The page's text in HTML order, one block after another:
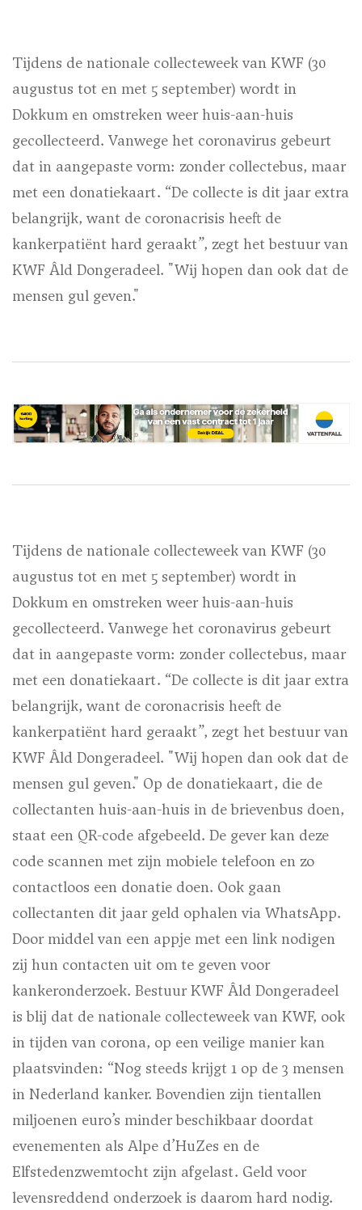
Tijdens de nationale collecteweek van KWF (30
augustus tot en met 5 september) wordt in
Dokkum en omstreken weer huis-aan-huis
gecollecteerd. Vanwege het coronavirus gebeurt
dat in aangepaste vorm: zonder collectebus, maar
met een donatiekaart. “De collecte is dit jaar extra
belangrijk, want de coronacrisis heeft de
kankerpatiënt hard geraakt”, zegt het bestuur van
KWF Âld Dongeradeel. "Wij hopen dan ook dat de
mensen gul geven."
Tijdens de nationale collecteweek van KWF (30
augustus tot en met 5 september) wordt in
Dokkum en omstreken weer huis-aan-huis
gecollecteerd. Vanwege het coronavirus gebeurt
dat in aangepaste vorm: zonder collectebus, maar
met een donatiekaart. “De collecte is dit jaar extra
belangrijk, want de coronacrisis heeft de
kankerpatiënt hard geraakt”, zegt het bestuur van
KWF Âld Dongeradeel. "Wij hopen dan ook dat de
mensen gul geven." Op de donatiekaart, die de
collectanten huis-aan-huis in de brievenbus doen,
staat een QR-code afgebeeld. De gever kan deze
code scannen met zijn mobiele telefoon en zo
contactloos een donatie doen. Ook gaan
collectanten dit jaar geld ophalen via WhatsApp.
Door middel van een appje met een link nodigen
zij hun contacten uit om te geven voor
kankeronderzoek. Bestuur KWF Âld Dongeradeel
is blij dat de nationale collecteweek van KWF, ook
in tijden van corona, op een veilige manier kan
plaatsvinden: “Nog steeds krijgt 1 op de 3 mensen
in Nederland kanker. Bovendien zijn tientallen
miljoenen euro’s minder beschikbaar doordat
evenementen als Alpe d’HuZes en de
Elfstedenzwemtocht zijn afgelast. Geld voor
levensreddend onderzoek is daarom hard nodig.